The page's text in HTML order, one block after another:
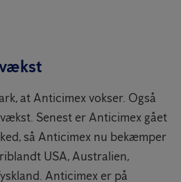
at Anticimex vokser. Også
Senest er Anticimex gået
så Anticimex nu bekæmper
USA, Australien,
Anticimex er på